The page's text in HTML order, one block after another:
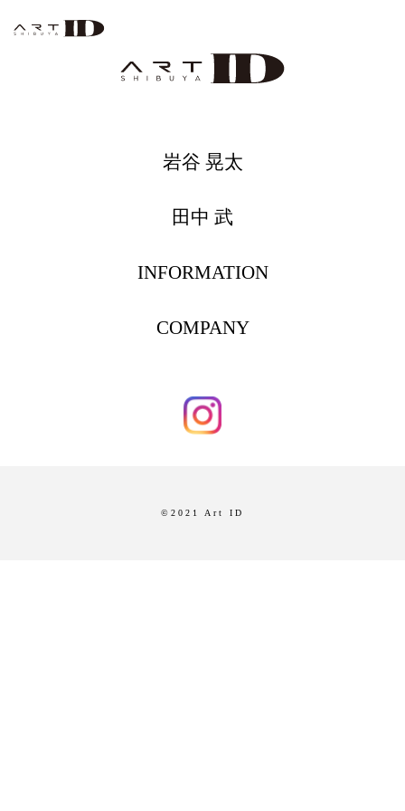
岩谷 晃太
田中 武
INFORMATION
COMPANY
©2021 Art ID